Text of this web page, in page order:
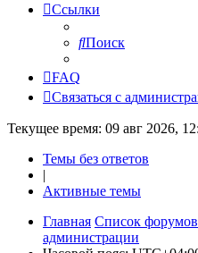
Ссылки
Поиск
FAQ
Связаться с администра
Текущее время: 09 авг 2026,
Темы без ответов
|
Активные темы
Главная Список форумов
администрации